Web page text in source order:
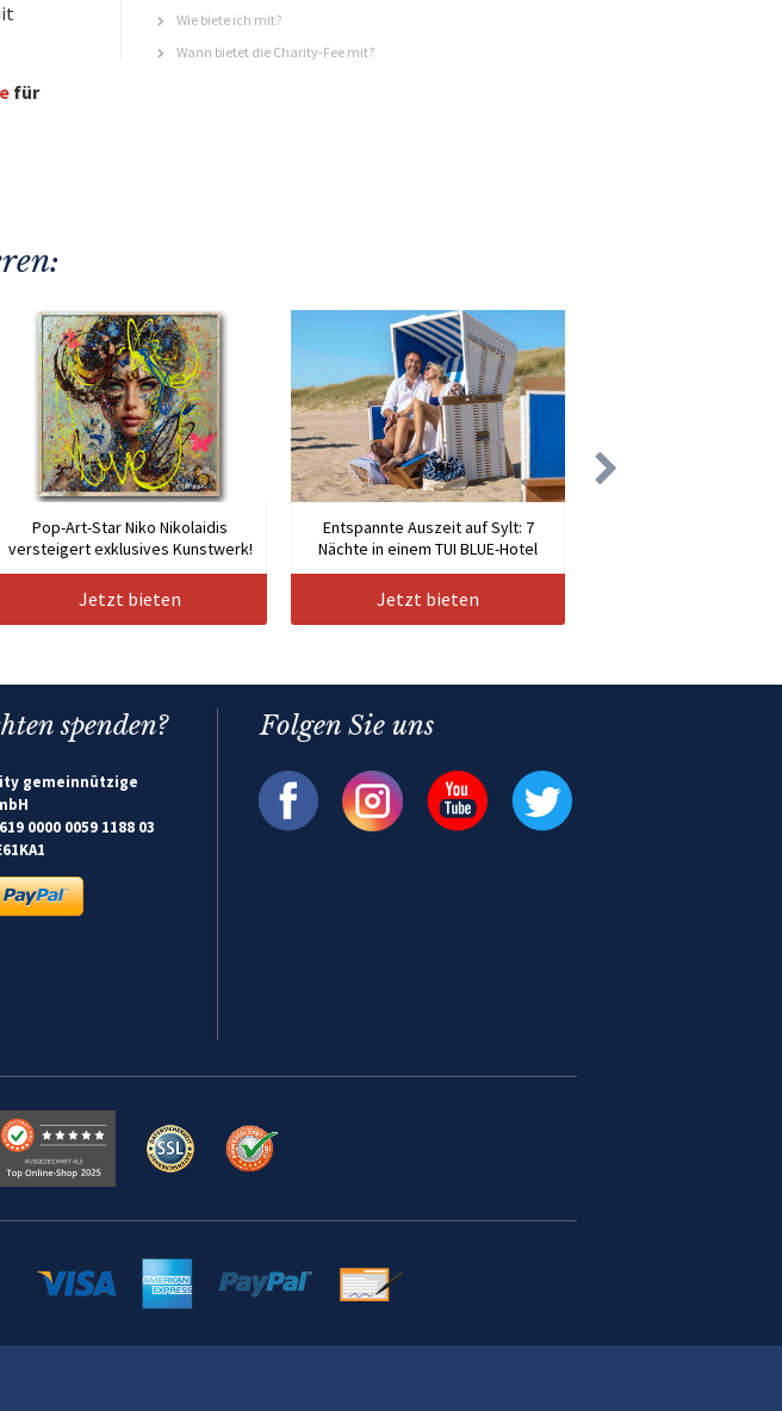
für
Wie biete ich mit?
Wann bietet die Charity-Fee mit?
Pop-Art-Star Niko Nikolaidis
versteigert exklusives Kunstwerk!
Jetzt bieten
Entspannte Auszeit auf Sylt: 7
Nächte in einem TUI BLUE-Hotel
Jetzt bieten
spenden?
gemeinnützige
0000 0059 1188 03
Folgen Sie uns